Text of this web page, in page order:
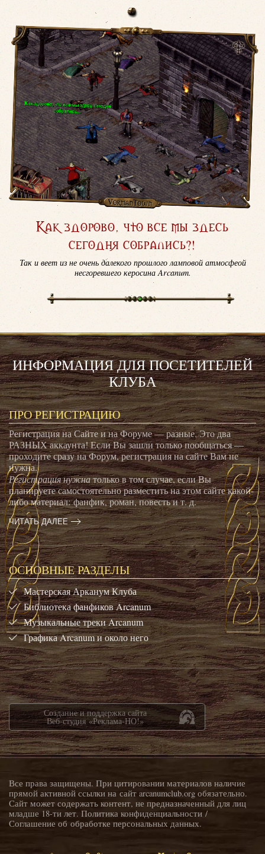
Как здорово, что все мы здесь
сегодня собрались?!
Так и веет из не очень далекого прошлого ламповой атмосфеой
несгоревшего керосина Arcanum.
ИНФОРМАЦИЯ ДЛЯ ПОСЕТИТЕЛЕЙ
КЛУБА
ПРО РЕГИСТРАЦИЮ
Регистрация на Сайте и на Форуме — разные. Это два
РАЗНЫХ аккаунта! Если Вы зашли только пообщаться —
проходите сразу на Форум, регистрация на сайте Вам не
нужна.
Регистрация нужнатолько в том случае, если Вы
планируете самостоятельно разместить на этом сайте какой-
либо материал: фанфик, роман, повесть и т. д.
ЧИТАТЬ ДАЛЕЕ
ОСНОВНЫЕ РАЗДЕЛЫ
Мастерская Арканум Клуба
Библиотека фанфиков Arcanum
Музыкальные треки Arcanum
Графика Arcanum и около него
Создание и поддержка сайта
Веб-студия «Реклама-НО!»
Все права защищены. При цитировании материалов наличие
прямой активной ссылки на сайт arcanumclub.org обязательно.
Сайт может содержать контент, не предназначенный для лиц
младше 18-ти лет. Политика конфиденциальности /
Соглашение об обработке персональных данных.